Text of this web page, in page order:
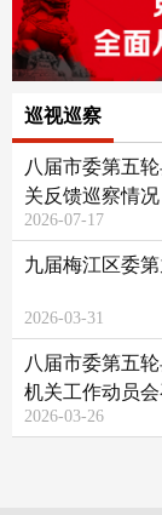
巡视巡察
八届市委第五
关反馈巡察情况
2026-07-17
九届梅江区委
2026-03-31
八届市委第五
机关工作动员
2026-03-26